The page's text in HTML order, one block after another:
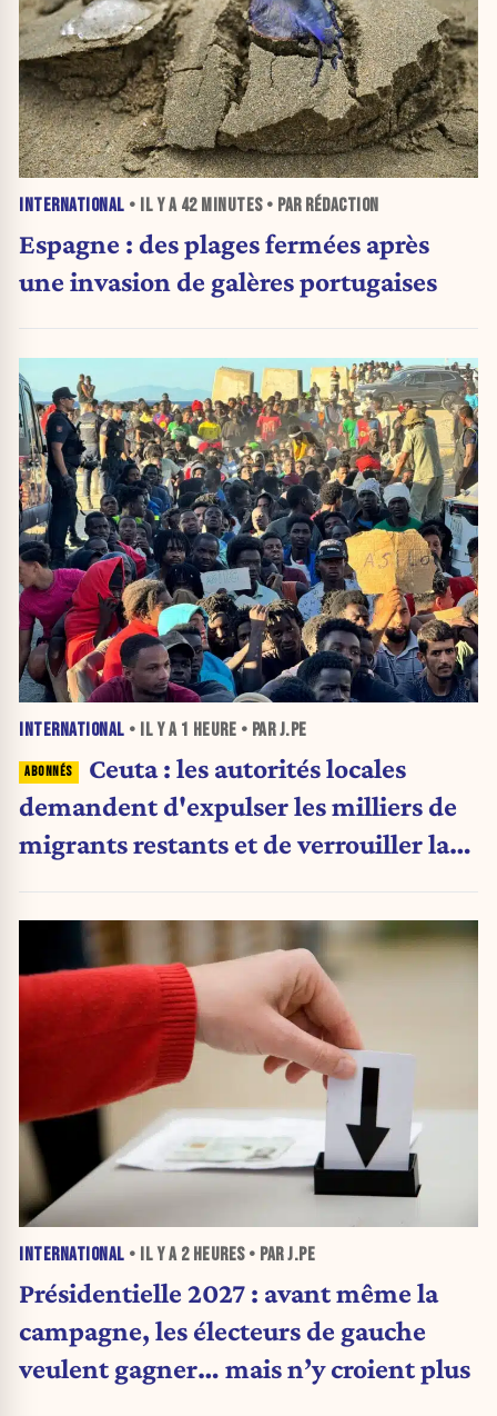
INTERNATIONAL • IL Y A 42 MINUTES• PAR RÉDACTION
Espagne : des plages fermées après
une invasion de galères portugaises
INTERNATIONAL • IL Y A 1 HEURE • PAR J.PE
Ceuta : les autorités locales
demandent d'expulser les milliers de
migrants restants et de verrouiller la
INTERNATIONAL • IL Y A 2 HEURES• PAR J.PE
Présidentielle 2027 : avant même la
campagne, les électeurs de gauche
veulent gagner… mais n’y croient plus